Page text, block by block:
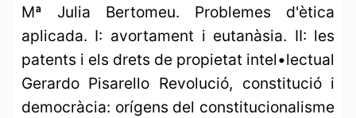
Mª Julia Bertomeu. Problemes d'ètica
aplicada. I: avortament i eutanàsia. II: les
patents i els drets de propietat intel•lectual
Gerardo Pisarello Revolució, constitució i
democràcia: orígens del constitucionalisme